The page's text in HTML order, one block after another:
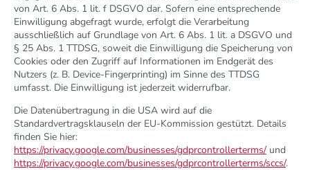
von Art. 6 Abs. 1 lit. f DSGVO dar. Sofern eine entsprechende
Einwilligung abgefragt wurde, erfolgt die Verarbeitung
ausschließlich auf Grundlage von Art. 6 Abs. 1 lit. a DSGVO und
§ 25 Abs. 1 TTDSG, soweit die Einwilligung die Speicherung von
Cookies oder den Zugriff auf Informationen im Endgerät des
Nutzers (z. B. Device-Fingerprinting) im Sinne des TTDSG
umfasst. Die Einwilligung ist jederzeit widerrufbar.
Die Datenübertragung in die USA wird auf die
Standardvertragsklauseln der EU-Kommission gestützt. Details
finden Sie hier:
https://privacy.google.com/businesses/gdprcontrollerterms/ und
https://privacy.google.com/businesses/gdprcontrollerterms/sccs/.